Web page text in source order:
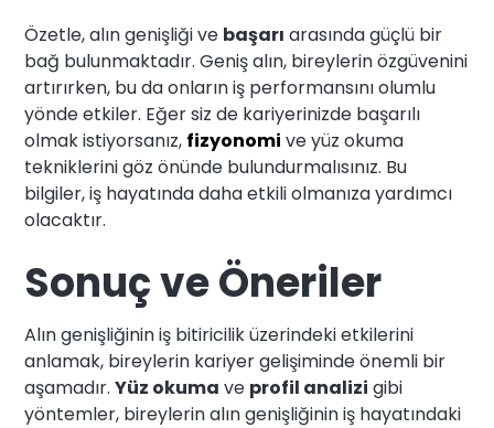
Özetle, alın genişliği ve başarı arasında güçlü bir
bağ bulunmaktadır. Geniş alın, bireylerin özgüvenini
artırırken, bu da onların iş performansını olumlu
yönde etkiler. Eğer siz de kariyerinizde başarılı
olmak istiyorsanız, fizyonomi ve yüz okuma
tekniklerini göz önünde bulundurmalısınız. Bu
bilgiler, iş hayatında daha etkili olmanıza yardımcı
olacaktır.
Sonuç ve Öneriler
Alın genişliğinin iş bitiricilik üzerindeki etkilerini
anlamak, bireylerin kariyer gelişiminde önemli bir
aşamadır.Yüz okuma ve profil analizi gibi
yöntemler, bireylerin alın genişliğinin iş hayatındaki